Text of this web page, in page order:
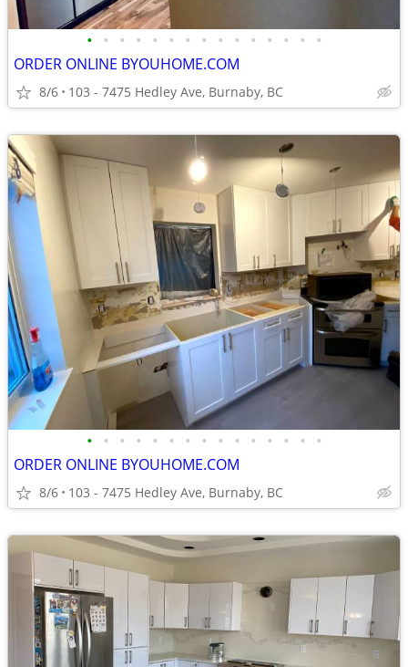
• • • • • • • • • • • • • • •
ORDER ONLINE BYOUHOME.COM
8/6 103 - 7475 Hedley Ave, Burnaby, BC
• • • • • • • • • • • • • • •
ORDER ONLINE BYOUHOME.COM
8/6 103 - 7475 Hedley Ave, Burnaby, BC